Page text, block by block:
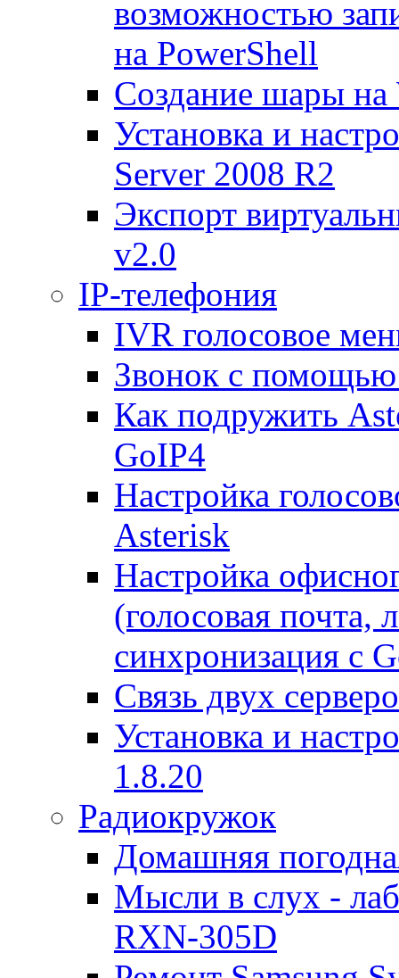
возможностью
на PowerShell
Создание шары на
Установка и
Server 2008 R2
Экспорт
v2.0
IP-телефония
IVR голосовое
Звонок с
Как подружить
GoIP4
Настройка
Asterisk
Настройка
(голосовая почта,
синхронизация с
Связь двух
Установка и
1.8.20
Радиокружок
Домашняя
Мысли в слух -
RXN-305D